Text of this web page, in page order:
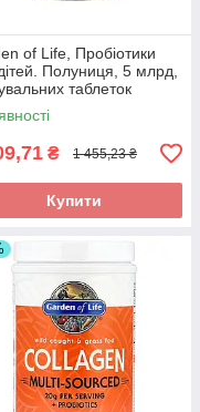
of Life, Пробіотики
Полуниця, 5 млрд,
таблеток
₴ 1 455,23 ₴
Купити